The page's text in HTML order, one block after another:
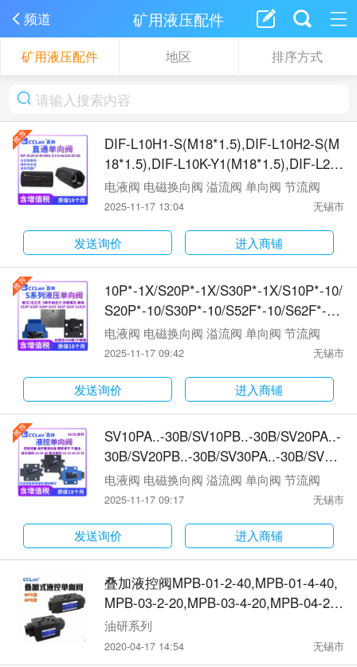
频道 矿用液压配件
矿用液压配件 地区 排序方式
DIF-L10H1-S(M18*1.5),DIF-L10H2-S(M
18*1.5),DIF-L10K-Y1(M18*1.5),DIF-L20
H1-S(M27*2),DIF-L20H2-S(M27*2),DIF-
L20K-Y1(M27*2),DIF-L32H1-S(M42*2),
*2),DIF-L40H1-S(M48*2),DIF-L40H2-S
(M48*2),DIF-L50H1-S(M60*2)单向阀
电液阀 电磁换向阀 溢流阀 单向阀 节流阀
2025-11-17 13:04 无锡市
发送询价 进入商铺
10P*-1X/S20P*-1X/S30P*-1X/S10P*-10/
S20P*-10/S30P*-10/S52F*-10/S62F*-1
0/S82F*-10/S102F*-10/S52F*-L1X,S62F
*-L1X,S82F*-L1X,S102F*-L1X单向阀
电液阀 电磁换向阀 溢流阀 单向阀 节流阀
2025-11-17 09:42 无锡市
发送询价 进入商铺
SV10PA..-30B/SV10PB..-30B/SV20PA..-
30B/SV20PB..-30B/SV30PA..-30B/SV30
PB..-30B/SV10PA..-40B/SV10PB..-40B/
SV20PA..-40B/SV20PB..-40B/SV30PA..-
GB..-30B/SV15GA..-30B/SV15GB..-30B/
SV20GA..-30B/SV20GB..-30B/单向阀
电液阀 电磁换向阀 溢流阀 单向阀 节流阀
2025-11-17 09:17 无锡市
发送询价 进入商铺
叠加液控阀MPB-01-2-40,MPB-01-4-40,
MPB-03-2-20,MPB-03-4-20,MPB-04-2-1
0Y,MPB-04-4-10Y,MPB-06-2-30,MPB-06
-4-30,
油研系列
2020-04-17 14:54 无锡市